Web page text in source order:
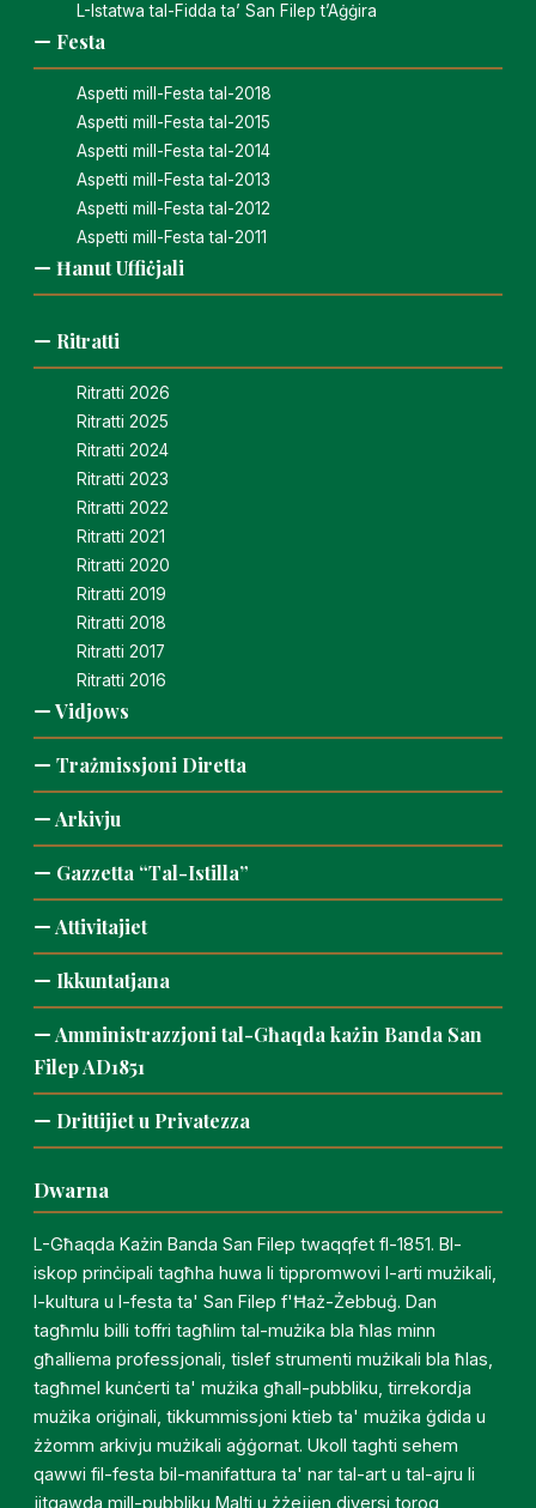
L-Istatwa tal-Fidda ta’ San Filep t’Aġġira
Festa
Aspetti mill-Festa tal-2018
Aspetti mill-Festa tal-2015
Aspetti mill-Festa tal-2014
Aspetti mill-Festa tal-2013
Aspetti mill-Festa tal-2012
Aspetti mill-Festa tal-2011
Ħanut Uffiċjali
Ritratti
Ritratti 2026
Ritratti 2025
Ritratti 2024
Ritratti 2023
Ritratti 2022
Ritratti 2021
Ritratti 2020
Ritratti 2019
Ritratti 2018
Ritratti 2017
Ritratti 2016
Vidjows
Trażmissjoni Diretta
Arkivju
Gazzetta “Tal-Istilla”
Attivitajiet
Ikkuntatjana
Amministrazzjoni tal-Għaqda każin Banda San
Filep AD1851
Drittijiet u Privatezza
Dwarna
L-Għaqda Każin Banda San Filep twaqqfet fl-1851. Bl-
iskop prinċipali tagħha huwa li tippromwovi l-arti mużikali,
l-kultura u l-festa ta' San Filep f'Ħaż-Żebbuġ. Dan
tagħmlu billi toffri tagħlim tal-mużika bla ħlas minn
għalliema professjonali, tislef strumenti mużikali bla ħlas,
tagħmel kunċerti ta' mużika għall-pubbliku, tirrekordja
mużika oriġinali, tikkummissjoni ktieb ta' mużika ġdida u
żżomm arkivju mużikali aġġornat. Ukoll taghti sehem
qawwi fil-festa bil-manifattura ta' nar tal-art u tal-ajru li
jitgawda mill-pubbliku Malti u żżejjen diversi toroq